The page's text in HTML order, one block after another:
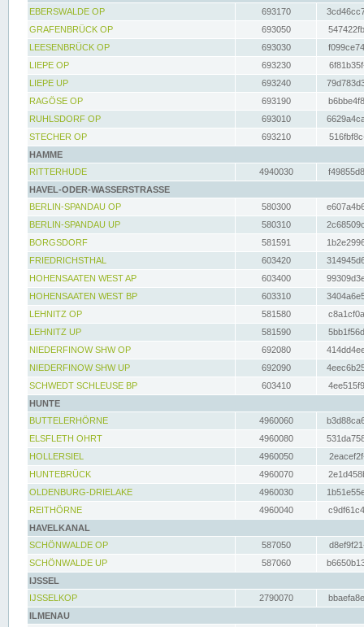
EBERSWALDE OP
693170
GRAFENBRÜCK OP
693050
LEESENBRÜCK OP
693030
LIEPE OP
693230
LIEPE UP
693240
RAGÖSE OP
693190
RUHLSDORF OP
693010
STECHER OP
693210
HAMME
RITTERHUDE
4940030
HAVEL-ODER-WASSERSTRASSE
BERLIN-SPANDAU OP
580300
BERLIN-SPANDAU UP
580310
BORGSDORF
581591
FRIEDRICHSTHAL
603420
HOHENSAATEN WEST AP
603400
HOHENSAATEN WEST BP
603310
LEHNITZ OP
581580
LEHNITZ UP
581590
NIEDERFINOW SHW OP
692080
NIEDERFINOW SHW UP
692090
SCHWEDT SCHLEUSE BP
603410
HUNTE
BUTTELERHÖRNE
4960060
ELSFLETH OHRT
4960080
HOLLERSIEL
4960050
HUNTEBRÜCK
4960070
OLDENBURG-DRIELAKE
4960030
REITHÖRNE
4960040
HAVELKANAL
SCHÖNWALDE OP
587050
SCHÖNWALDE UP
587060
IJSSEL
IJSSELKOP
2790070
ILMENAU